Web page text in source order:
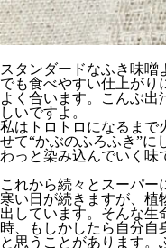
スタンダードなふき味噌
でも食べやすい仕上がり
よく合います。こんぶ出
しいですよ。
私はトロトロになるまで
せて“かぶのふろふき”に
わっと染み込んでいく味
これから続々とスーパー
寒い日が続きますが、植
出しています。そんな生
時、もしかしたら自分自
と思うことがあります。